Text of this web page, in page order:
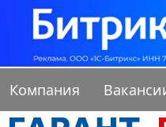
Компания